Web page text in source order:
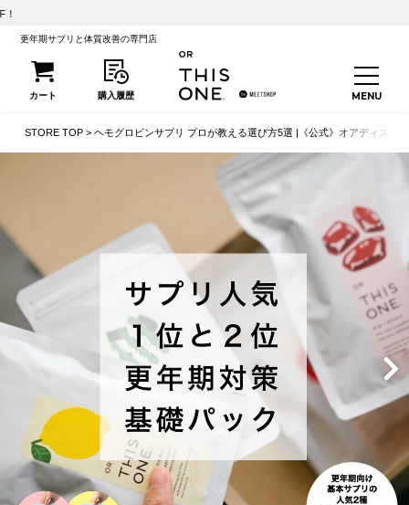
更年期サプリと体質改善の専門店
STORE TOP ヘモグロビンサプリ プロが教える選び方5選 |《公式》オアディスワン